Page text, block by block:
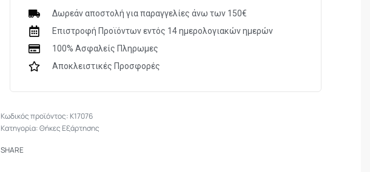
Δωρεάν αποστολή για παραγγελίες άνω των 150€
Επιστροφή Προϊόντων εντός 14 ημερολογιακών ημερών
100% Ασφαλείς Πληρωμες
Αποκλειστικές Προσφορές
K17076
Κατηγορία:Θήκες Εξάρτησης
SHARE